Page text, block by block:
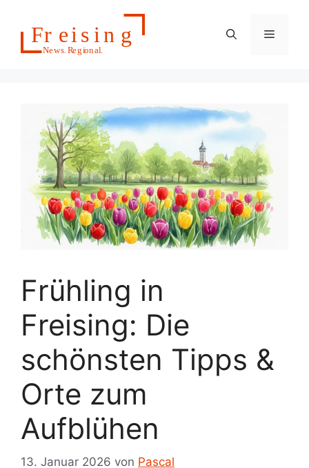
springen
Menü
Frühling in
Freising: Die
schönsten Tipps &
Orte zum
Aufblühen
13. Januar 2026 von Pascal